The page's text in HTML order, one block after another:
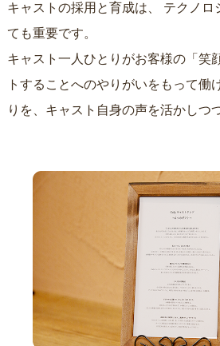
キャストの採用と育成は、
ても重要です。
キャスト一人ひとりがお客様の「笑
トすることへのやりがいをもって働
りを、キャスト自身の声を活かしつ